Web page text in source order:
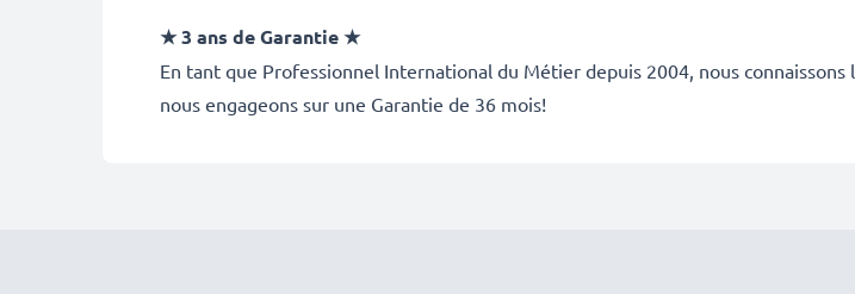
★ 3 ans de Garantie ★
En tant que Professionnel International du Métier depuis 2004, nous
nous engageons sur une Garantie de 36 mois!